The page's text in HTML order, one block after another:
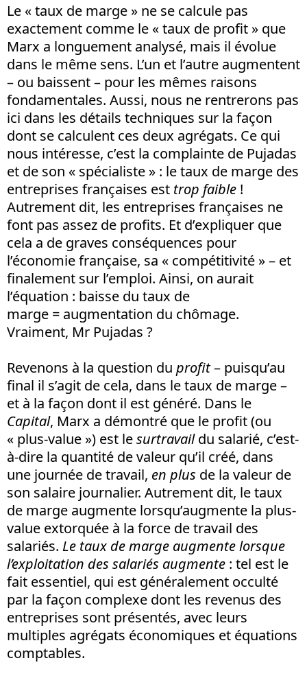
Le « taux de marge » ne se calcule pas
exactement comme le « taux de profit » que
Marx a longuement analysé, mais il évolue
dans le même sens. L’un et l’autre augmentent
– ou baissent – pour les mêmes raisons
fondamentales. Aussi, nous ne rentrerons pas
ici dans les détails techniques sur la façon
dont se calculent ces deux agrégats. Ce qui
nous intéresse, c’est la complainte de Pujadas
et de son « spécialiste » : le taux de marge des
entreprises françaises est trop faible !
Autrement dit, les entreprises françaises ne
font pas assez de profits. Et d’expliquer que
cela a de graves conséquences pour
l’économie française, sa « compétitivité » – et
finalement sur l’emploi. Ainsi, on aurait
l’équation : baisse du taux de
marge = augmentation du chômage.
Vraiment, Mr Pujadas ?
Revenons à la question du profit– puisqu’au
final il s’agit de cela, dans le taux de marge –
et à la façon dont il est généré. Dans le
Capital, Marx a démontré que le profit (ou
« plus-value ») est lesurtravaildu salarié, c’est-
à-dire la quantité de valeur qu’il créé, dans
une journée de travail, en plus de la valeur de
son salaire journalier. Autrement dit, le taux
de marge augmente lorsqu’augmente la plus-
value extorquée à la force de travail des
salariés. Le taux de marge augmente lorsque
l’exploitation des salariés augmente : tel est le
fait essentiel, qui est généralement occulté
par la façon complexe dont les revenus des
entreprises sont présentés, avec leurs
multiples agrégats économiques et équations
comptables.